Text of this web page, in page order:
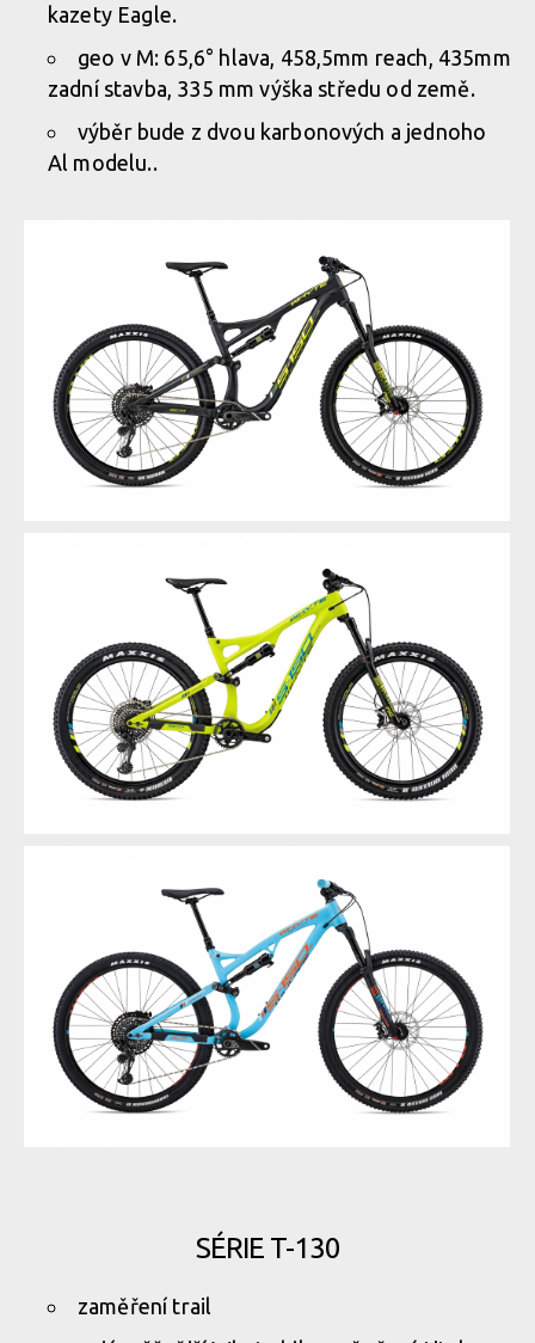
kazety Eagle.
geo v M: 65,6° hlava, 458,5mm reach, 435mm
zadní stavba, 335 mm výška středu od země.
výběr bude z dvou karbonových a jednoho
Al modelu..
SÉRIE T-130
zaměření trail